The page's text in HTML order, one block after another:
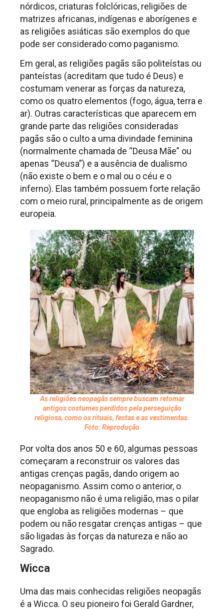
nórdicos, criaturas folclóricas, religiões de
matrizes africanas, indígenas e aborígenes e
as religiões asiáticas são exemplos do que
pode ser considerado como paganismo.
Em geral, as religiões pagãs são politeístas ou
panteístas (acreditam que tudo é Deus) e
costumam venerar as forças da natureza,
como os quatro elementos (fogo, água, terra e
ar). Outras características que aparecem em
grande parte das religiões consideradas
pagãs são o culto a uma divindade feminina
(normalmente chamada de “Deusa Mãe” ou
apenas “Deusa”) e a ausência de dualismo
(não existe o bem e o mal ou o céu e o
inferno). Elas também possuem forte relação
com o meio rural, principalmente as de origem
europeia.
As religiões neopagãs sempre buscam retomar
antigos costumes perdidos pela perseguição
religiosa, como os rituais, festas e as vestimentas.
Foto: Reprodução
Por volta dos anos 50 e 60, algumas pessoas
começaram a reconstruir os valores das
antigas crenças pagãs, dando origem ao
neopaganismo. Assim como o anterior, o
neopaganismo não é uma religião, mas o pilar
que engloba as religiões modernas – que
podem ou não resgatar crenças antigas – que
são ligadas às forças da natureza e não ao
Sagrado.
Wicca
Uma das mais conhecidas religiões neopagãs
é a Wicca. O seu pioneiro foi Gerald Gardner,